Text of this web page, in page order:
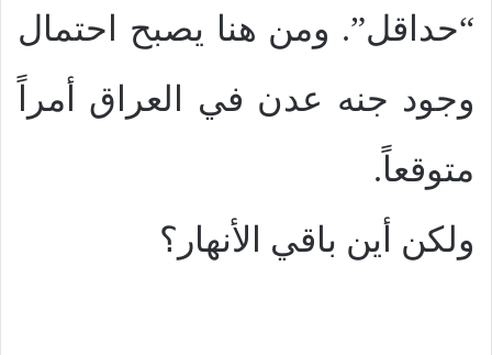
“حداقل”. ومن هنا يصبح احتمال
وجود جنه عدن في العراق أمراً
متوقعاً.
ولكن أين باقي الأنهار؟